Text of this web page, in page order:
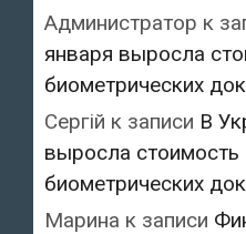
Администратор к
января выросла
биометрических
Сергій к записи В
выросла стоимость
биометрических
Марина к записи